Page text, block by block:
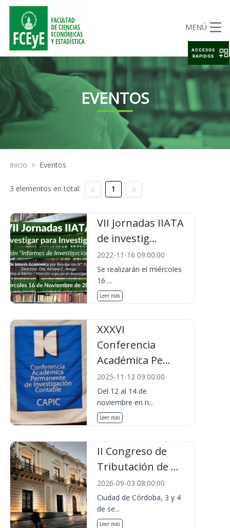
MENÚ
EVENTOS
Inicio > Eventos
3 elementos en total: 1
VII Jornadas IIATA
de investig...
2022-11-16 09:00:00
Se realizarán el miércoles
16 ...
Leer más
XXXVI
Conferencia
Académica Pe...
2025-11-12 09:00:00
Del 12 al 14 de
noviembre en n...
Leer más
II Congreso de
Tributación de ...
2026-09-03 08:00:00
Ciudad de Córdoba, 3 y 4
de se...
Leer más
ACCESOS
RAPIDOS